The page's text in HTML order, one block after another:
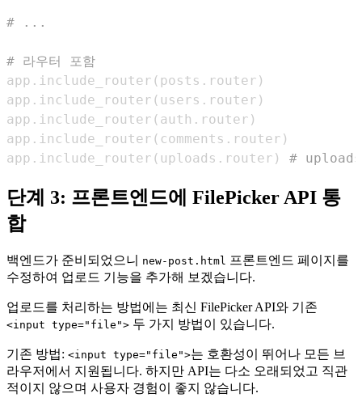
# ...
# 라우터 포함
app . include_router ( posts . router )
app . include_router ( users . router )
app . include_router ( auth . router )
app . include_router ( comments . router )
app . include_router ( uploads . router ) # uploads
단계 3: 프론트엔드에 FilePicker API 통
합
백엔드가 준비되었으니 new-post.html 프론트엔드 페이지를
수정하여 업로드 기능을 추가해 보겠습니다.
업로드를 처리하는 방법에는 최신 FilePicker API와 기존
<input type="file"> 두 가지 방법이 있습니다.
기존 방법: <input type="file">는 호환성이 뛰어나 모든 브
라우저에서 지원됩니다. 하지만 API는 다소 오래되었고 직관
적이지 않으며 사용자 경험이 좋지 않습니다.